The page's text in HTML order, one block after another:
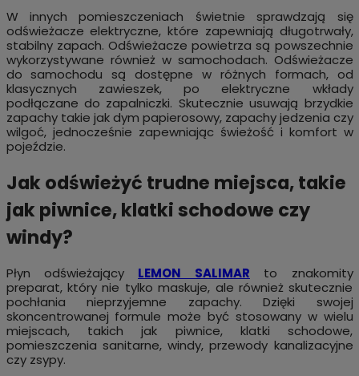
W innych pomieszczeniach świetnie sprawdzają się
odświeżacze elektryczne, które zapewniają długotrwały,
stabilny zapach. Odświeżacze powietrza są powszechnie
wykorzystywane również w samochodach. Odświeżacze
do samochodu są dostępne w różnych formach, od
klasycznych zawieszek, po elektryczne wkłady
podłączane do zapalniczki. Skutecznie usuwają brzydkie
zapachy takie jak dym papierosowy, zapachy jedzenia czy
wilgoć, jednocześnie zapewniając świeżość i komfort w
pojeździe.
Jak odświeżyć trudne miejsca, takie
jak piwnice, klatki schodowe czy
windy?
Płyn odświeżający LEMON SALIMAR to znakomity
preparat, który nie tylko maskuje, ale również skutecznie
pochłania nieprzyjemne zapachy. Dzięki swojej
skoncentrowanej formule może być stosowany w wielu
miejscach, takich jak piwnice, klatki schodowe,
pomieszczenia sanitarne, windy, przewody kanalizacyjne
czy zsypy.